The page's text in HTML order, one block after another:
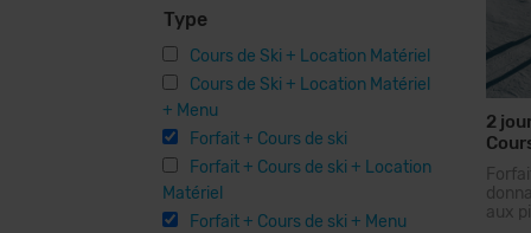
Type
Cours de Ski + Location Matériel
Cours de Ski + Location Matériel
+ Menu
Forfait + Cours de ski
Forfait + Cours de ski + Location
Matériel
Forfait + Cours de ski + Menu
2
aux